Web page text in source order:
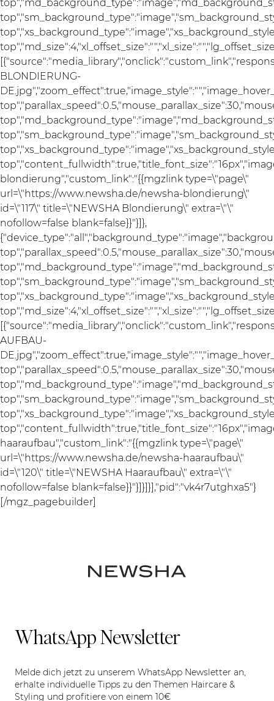
BLONDIERUNG-
blondierung","custom_link":"{{mgzlink type=\"page\"
url=\"https://www.newsha.de/newsha-blondierung\"
id=\"117\" title=\"NEWSHA Blondierung\" extra=\"\"
nofollow=false blank=false}}"}]},
AUFBAU-
haaraufbau","custom_link":"{{mgzlink type=\"page\"
url=\"https://www.newsha.de/newsha-haaraufbau\"
id=\"120\" title=\"NEWSHA Haaraufbau\" extra=\"\"
nofollow=false blank=false}}"}]}]}],"pid":"vk4r7utghxa5"}
[/mgz_pagebuilder]
WhatsApp Newsletter
Melde dich jetzt zu unserem WhatsApp Newsletter an,
erhalte individuelle Tipps zu den Themen Haircare &
Styling und profitiere von einem 10€